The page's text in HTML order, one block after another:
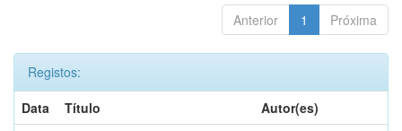
Anterior 1 Próxima
Registos:
Data
Título
Autor(es)